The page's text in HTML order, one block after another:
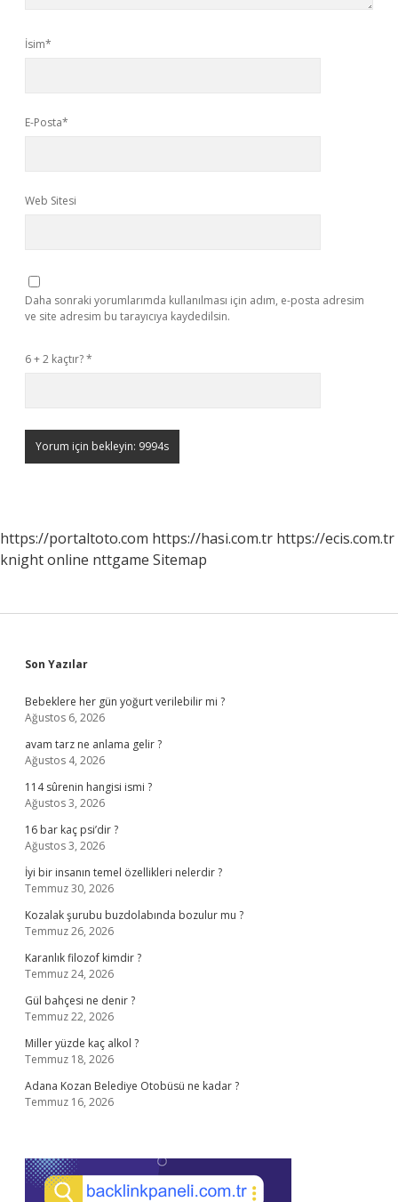
İsim*
E-Posta*
Web Sitesi
Daha sonraki yorumlarımda kullanılması için adım, e-posta adresim
ve site adresim bu tarayıcıya kaydedilsin.
6 + 2 kaçtır?*
https://portaltoto.com https://hasi.com.tr https://ecis.com.tr
knight online nttgame Sitemap
Sidebar
Son Yazılar
Bebeklere her gün yoğurt verilebilir mi ?
Ağustos 6, 2026
avam tarz ne anlama gelir ?
Ağustos 4, 2026
114 sûrenin hangisi ismi ?
Ağustos 3, 2026
16 bar kaç psi’dir ?
Ağustos 3, 2026
İyi bir insanın temel özellikleri nelerdir ?
Temmuz 30, 2026
Kozalak şurubu buzdolabında bozulur mu ?
Temmuz 26, 2026
Karanlık filozof kimdir ?
Temmuz 24, 2026
Gül bahçesi ne denir ?
Temmuz 22, 2026
Miller yüzde kaç alkol ?
Temmuz 18, 2026
Adana Kozan Belediye Otobüsü ne kadar ?
Temmuz 16, 2026